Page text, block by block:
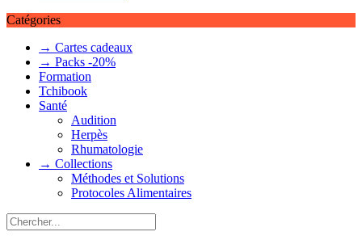
Catégories
→ Cartes cadeaux
→ Packs -20%
Formation
Tchibook
Santé
Audition
Herpès
Rhumatologie
→ Collections
Méthodes et Solutions
Protocoles Alimentaires